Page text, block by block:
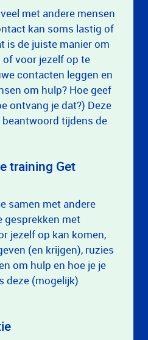
met andere mensen
kan soms lastig of
is de juiste manier om
of voor jezelf op te
contacten leggen en
om hulp? Hoe geef
ontvang je dat?) Deze
tijdens de
training Get
samen met andere
gesprekken met
jezelf op kan komen,
(en krijgen), ruzies
om hulp en hoe je je
deze (mogelijk)